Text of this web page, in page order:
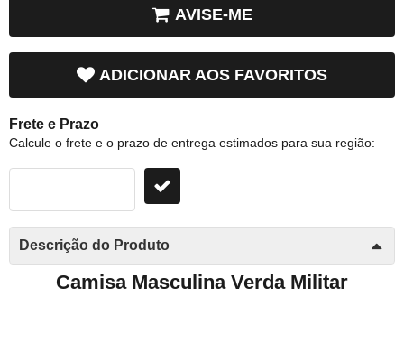
AVISE-ME
ADICIONAR AOS FAVORITOS
Frete e Prazo
Calcule o frete e o prazo de entrega estimados para sua região:
Descrição do Produto
Camisa Masculina Verda Militar